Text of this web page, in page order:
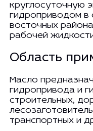
круглосуточную
гидроприводом в
восточных
рабочей
Область
Масло
гидропривода и
строительных,
транспортных и